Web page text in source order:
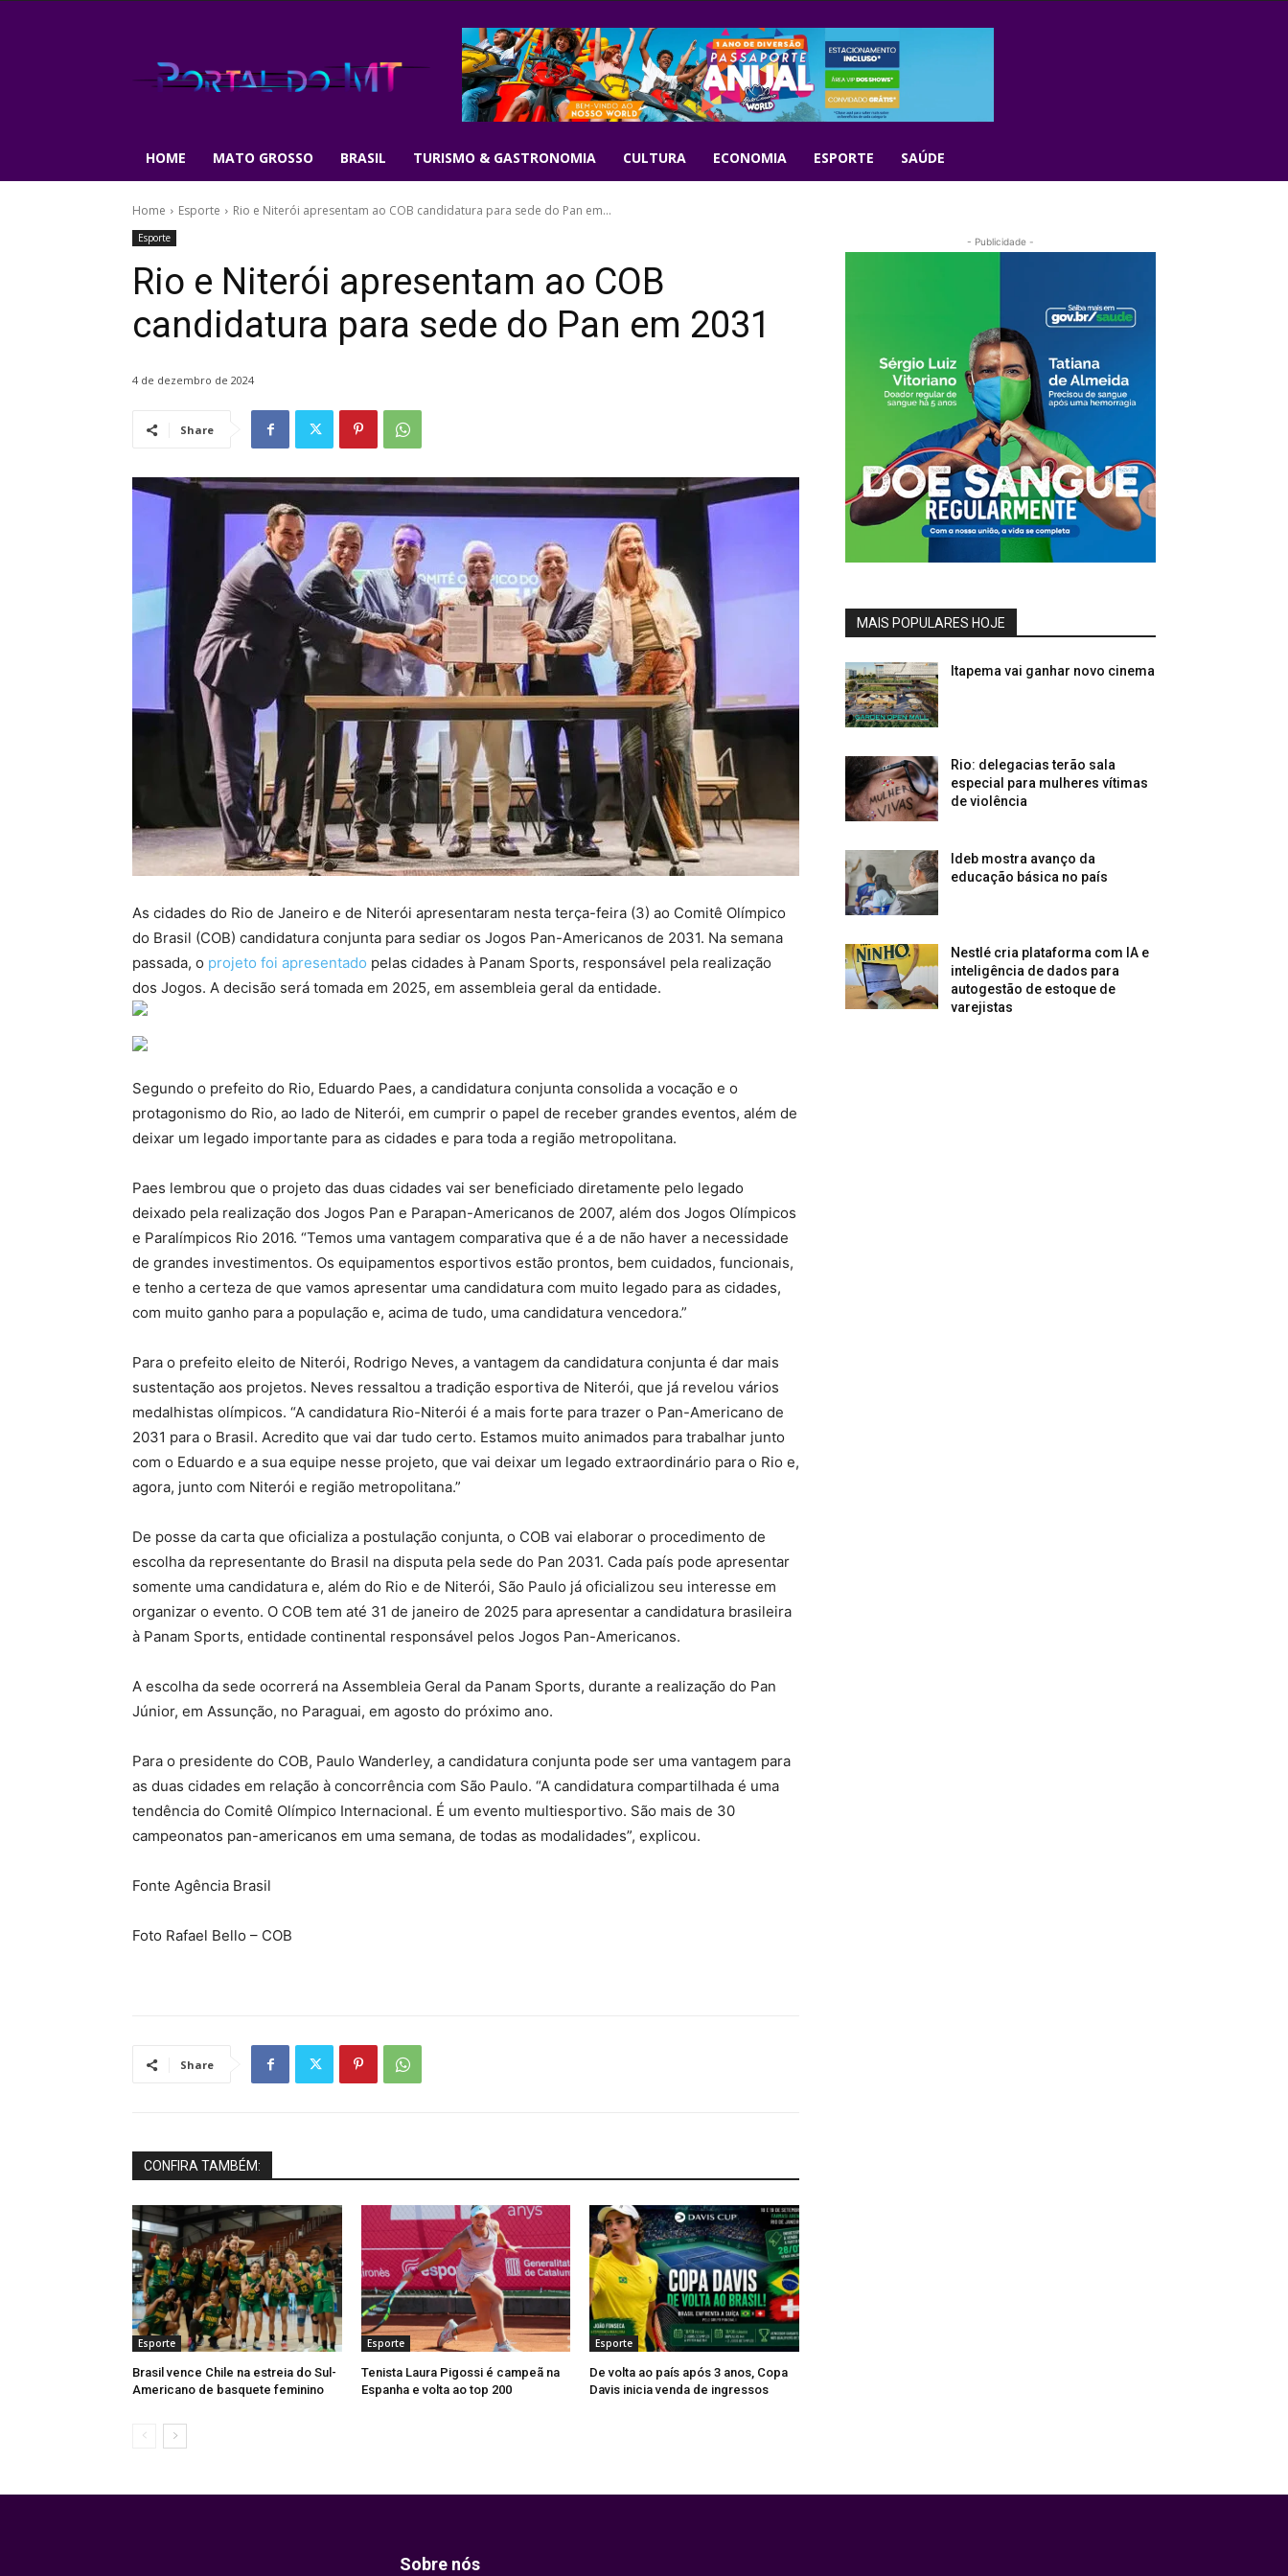
HOME MATO GROSSO BRASIL TURISMO & GASTRONOMIA CULTURA ECONOMIA ESPORTE SAÚDE
Home Esporte Rio e Niterói apresentam ao COB candidatura para sede do Pan em...
Esporte
Rio e Niterói apresentam ao COB
candidatura para sede do Pan em 2031
4 de dezembro de 2024
Share
As cidades do Rio de Janeiro e de Niterói apresentaram nesta terça-feira (3) ao Comitê Olímpico
do Brasil (COB) candidatura conjunta para sediar os Jogos Pan-Americanos de 2031. Na semana
passada, o projeto foi apresentado pelas cidades à Panam Sports, responsável pela realização
dos Jogos. A decisão será tomada em 2025, em assembleia geral da entidade.
Segundo o prefeito do Rio, Eduardo Paes, a candidatura conjunta consolida a vocação e o
protagonismo do Rio, ao lado de Niterói, em cumprir o papel de receber grandes eventos, além de
deixar um legado importante para as cidades e para toda a região metropolitana.
Paes lembrou que o projeto das duas cidades vai ser beneficiado diretamente pelo legado
deixado pela realização dos Jogos Pan e Parapan-Americanos de 2007, além dos Jogos Olímpicos
e Paralímpicos Rio 2016. “Temos uma vantagem comparativa que é a de não haver a necessidade
de grandes investimentos. Os equipamentos esportivos estão prontos, bem cuidados, funcionais,
e tenho a certeza de que vamos apresentar uma candidatura com muito legado para as cidades,
com muito ganho para a população e, acima de tudo, uma candidatura vencedora.”
Para o prefeito eleito de Niterói, Rodrigo Neves, a vantagem da candidatura conjunta é dar mais
sustentação aos projetos. Neves ressaltou a tradição esportiva de Niterói, que já revelou vários
medalhistas olímpicos. “A candidatura Rio-Niterói é a mais forte para trazer o Pan-Americano de
2031 para o Brasil. Acredito que vai dar tudo certo. Estamos muito animados para trabalhar junto
com o Eduardo e a sua equipe nesse projeto, que vai deixar um legado extraordinário para o Rio e,
agora, junto com Niterói e região metropolitana.”
De posse da carta que oficializa a postulação conjunta, o COB vai elaborar o procedimento de
escolha da representante do Brasil na disputa pela sede do Pan 2031. Cada país pode apresentar
somente uma candidatura e, além do Rio e de Niterói, São Paulo já oficializou seu interesse em
organizar o evento. O COB tem até 31 de janeiro de 2025 para apresentar a candidatura brasileira
à Panam Sports, entidade continental responsável pelos Jogos Pan-Americanos.
A escolha da sede ocorrerá na Assembleia Geral da Panam Sports, durante a realização do Pan
Júnior, em Assunção, no Paraguai, em agosto do próximo ano.
Para o presidente do COB, Paulo Wanderley, a candidatura conjunta pode ser uma vantagem para
as duas cidades em relação à concorrência com São Paulo. “A candidatura compartilhada é uma
tendência do Comitê Olímpico Internacional. É um evento multiesportivo. São mais de 30
campeonatos pan-americanos em uma semana, de todas as modalidades”, explicou.
Fonte Agência Brasil
Foto Rafael Bello – COB
Share
CONFIRA TAMBÉM:
Esporte
Brasil vence Chile na estreia do Sul-
Americano de basquete feminino
Esporte
Tenista Laura Pigossi é campeã na
Espanha e volta ao top 200
Esporte
De volta ao país após 3 anos, Copa
Davis inicia venda de ingressos
- Publicidade -
MAIS POPULARES HOJE
Itapema vai ganhar novo cinema
Rio: delegacias terão sala
especial para mulheres vítimas
de violência
Ideb mostra avanço da
educação básica no país
Nestlé cria plataforma com IA e
inteligência de dados para
autogestão de estoque de
varejistas
Sobre nós